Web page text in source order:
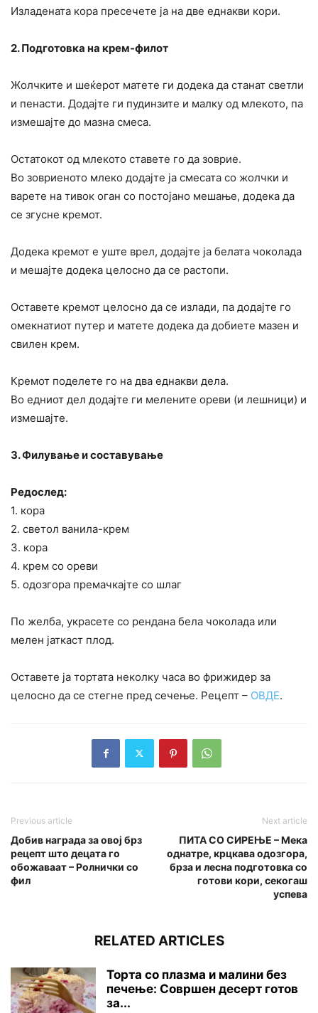
Изладената кора пресечете ја на две еднакви кори.
2. Подготовка на крем-филот
Жолчките и шеќерот матете ги додека да станат светли
и пенасти. Додајте ги пудинзите и малку од млекото, па
измешајте до мазна смеса.
Остатокот од млекото ставете го да зоврие.
Во зовриеното млеко додајте ја смесата со жолчки и
варете на тивок оган со постојано мешање, додека да
се згусне кремот.
Додека кремот е уште врел, додајте ја белата чоколада
и мешајте додека целосно да се растопи.
Оставете кремот целосно да се излади, па додајте го
омекнатиот путер и матете додека да добиете мазен и
свилен крем.
Кремот поделете го на два еднакви дела.
Во едниот дел додајте ги мелените ореви (и лешници) и
измешајте.
3. Филување и составување
Редослед:
1. кора
2. светол ванила-крем
3. кора
4. крем со ореви
5. одозгора премачкајте со шлаг
По желба, украсете со рендана бела чоколада или
мелен јаткаст плод.
Оставете ја тортата неколку часа во фрижидер за
целосно да се стегне пред сечење. Рецепт – ОВДЕ.
Previous article
Добив награда за овој брз
рецепт што децата го
обожаваат – Ролнички со
фил
Next article
ПИТА СО СИРЕЊЕ – Мека
однатре, крцкава одозгора,
брза и лесна подготовка со
готови кори, секогаш
успева
RELATED ARTICLES
Торта со плазма и малини без
печење: Совршен десерт готов
за...